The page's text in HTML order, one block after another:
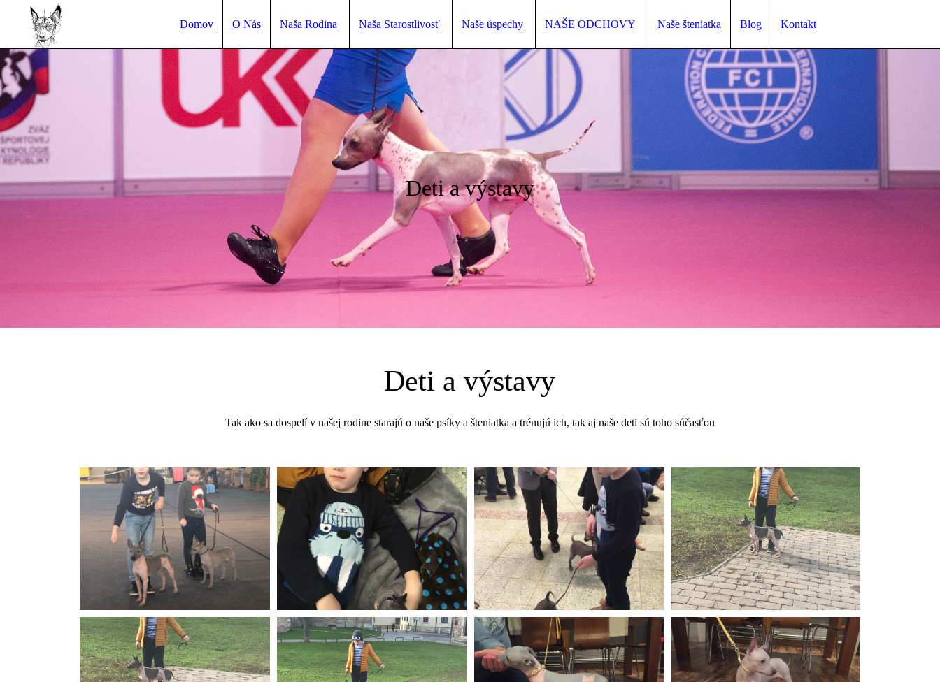
Domov O Nás Naša Rodina Naša Starostlivosť Naše úspechy NAŠE ODCHOVY Naše šteniatka Blog Kontakt
Deti a výstavy
Deti a výstavy
Tak ako sa dospelí v našej rodine starajú o naše psíky a šteniatka a trénujú ich, tak aj naše deti sú toho súčasťou